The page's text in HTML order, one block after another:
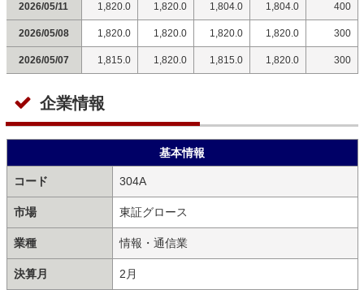
2026/05/11 1,820.0 1,820.0 1,804.0 1,804.0 400
2026/05/08 1,820.0 1,820.0 1,820.0 1,820.0 300
2026/05/07 1,815.0 1,820.0 1,815.0 1,820.0 300
企業情報
基本情報
コード 304A
市場 東証グロース
業種 情報・通信業
決算月 2月